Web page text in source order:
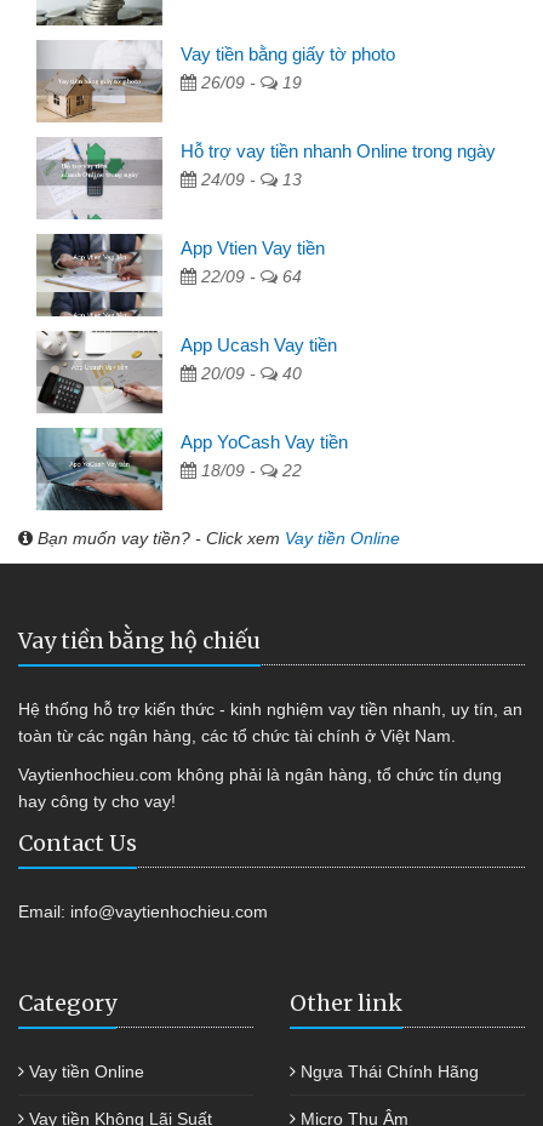
Vay tiền bằng giấy tờ photo
26/09 - 19
Hỗ trợ vay tiền nhanh Online trong ngày
24/09 - 13
App Vtien Vay tiền
22/09 - 64
App Ucash Vay tiền
20/09 - 40
App YoCash Vay tiền
18/09 - 22
Bạn muốn vay tiền? - Click xem Vay tiền Online
Vay tiền bằng hộ chiếu
Hệ thống hỗ trợ kiến thức - kinh nghiệm vay tiền nhanh, uy tín, an
toàn từ các ngân hàng, các tổ chức tài chính ở Việt Nam.
Vaytienhochieu.com không phải là ngân hàng, tổ chức tín dụng
hay công ty cho vay!
Contact Us
Email: info@vaytienhochieu.com
Category
Vay tiền Online
Vay tiền Không Lãi Suất
Other link
Ngựa Thái Chính Hãng
Micro Thu Âm